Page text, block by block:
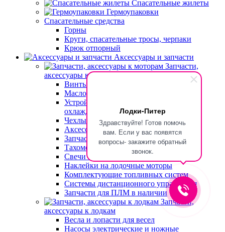
Лодки-Питер
Здравствуйте! Готов помочь
вам. Если у вас появятся
вопросы- закажите обратный
звонок.
Спасательные жилеты
Гермоупаковки
Спасательные средства
Горны
Круги, спасательные тросы, черпаки
Крюк отпорный
Аксессуары и запчасти
Запчасти,
аксессуары к моторам
Винты гребные для моторов
Масло, Фильтры, Смазки
Устройства для промывки системы
охлаждения
Чехлы и тележки для транспортировки
Аксессуары к моторам
Запчасти для моторов
Тахометры для двигателя
Свечи зажигания
Наклейки на лодочные моторы
Комплектующие топливных систем
Системы дистанционного управления
Запчасти для ПЛМ в наличии
Запчасти,
аксессуары к лодкам
Весла и лопасти для весел
Насосы электрические и ножные